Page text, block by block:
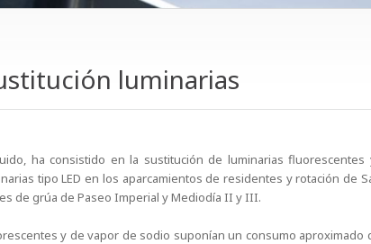
luminarias
ha consistido en la sustitución de luminarias
tipo LED en los aparcamientos de residentes y rotación de
de grúa de Paseo Imperial y Mediodía II y III.
y de vapor de sodio suponían un consumo aproximado